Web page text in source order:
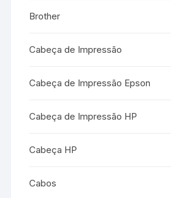
Brother
Cabeça de Impressão
Cabeça de Impressão Epson
Cabeça de Impressão HP
Cabeça HP
Cabos